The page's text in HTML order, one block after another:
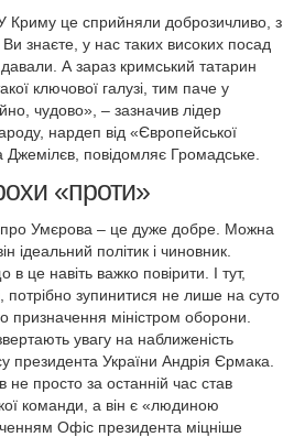
Криму це сприйняли доброзичливо, з
знаєте, у нас таких високих посад
А зараз кримський татарин
ключової галузі, тим паче у
чудово», – зазначив лідер
нардеп від «Європейської
Джемілєв, повідомляє Громадське.
«проти»
про Умєрова – це дуже добре. Можна
ідеальний політик і чиновник.
в це навіть важко повірити. І тут,
потрібно зупинитися не лише на суто
призначення міністром оборони.
увагу на наближеність
президента України Андрія Єрмака.
просто за останній час став
команди, а він є «людиною
Офіс президента міцніше